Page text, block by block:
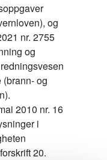
og
nr. 2755
og
og
2010 nr. 16
i
20.